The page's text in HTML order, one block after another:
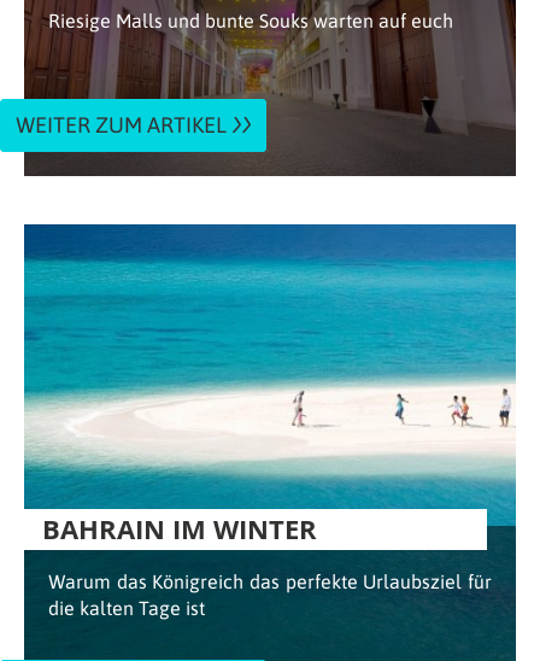
Riesige Malls und bunte Souks warten auf euch
WEITER ZUM ARTIKEL
BAHRAIN IM WINTER
Warum das Königreich das perfekte Urlaubsziel für
die kalten Tage ist